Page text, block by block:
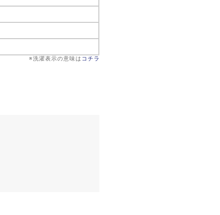
※洗濯表示の意味は コチラ